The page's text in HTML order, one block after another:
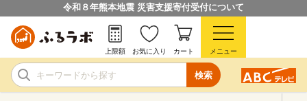
令和８年熊本地震 災害支援寄付受付について
検索
上限額 お気に入り カート メニュー